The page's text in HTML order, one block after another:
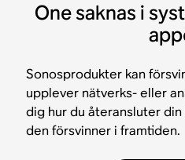
One saknas i
Sonosprodukter kan
upplever nätverks- eller
dig hur du återansluter
den försvinner i framtiden.